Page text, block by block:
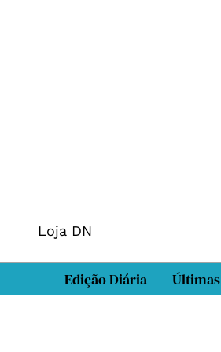
Loja DN
Edição Diária Últimas